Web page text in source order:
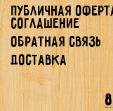
Публичная
Соглашение
Обратная связь
Доставка